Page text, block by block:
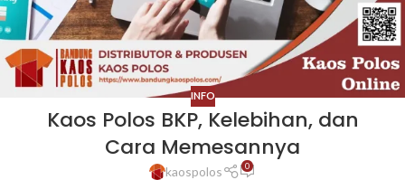
INFO
Kaos Polos BKP, Kelebihan, dan
Cara Memesannya
kaospolos 0